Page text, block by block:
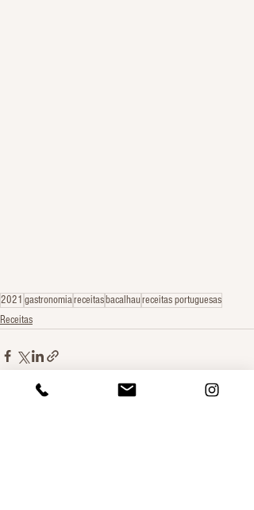
2021 gastronomiareceitasbacalhaureceitas portuguesas
Receitas